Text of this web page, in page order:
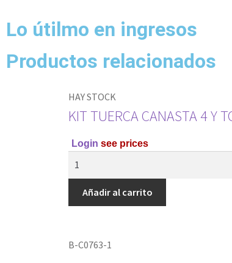
Lo útilmo en ingresos
Productos relacionados
B-C0763-1
HAY STOCK
KIT TUERCA CANASTA 4 Y
Login see prices
Añadir al carrito